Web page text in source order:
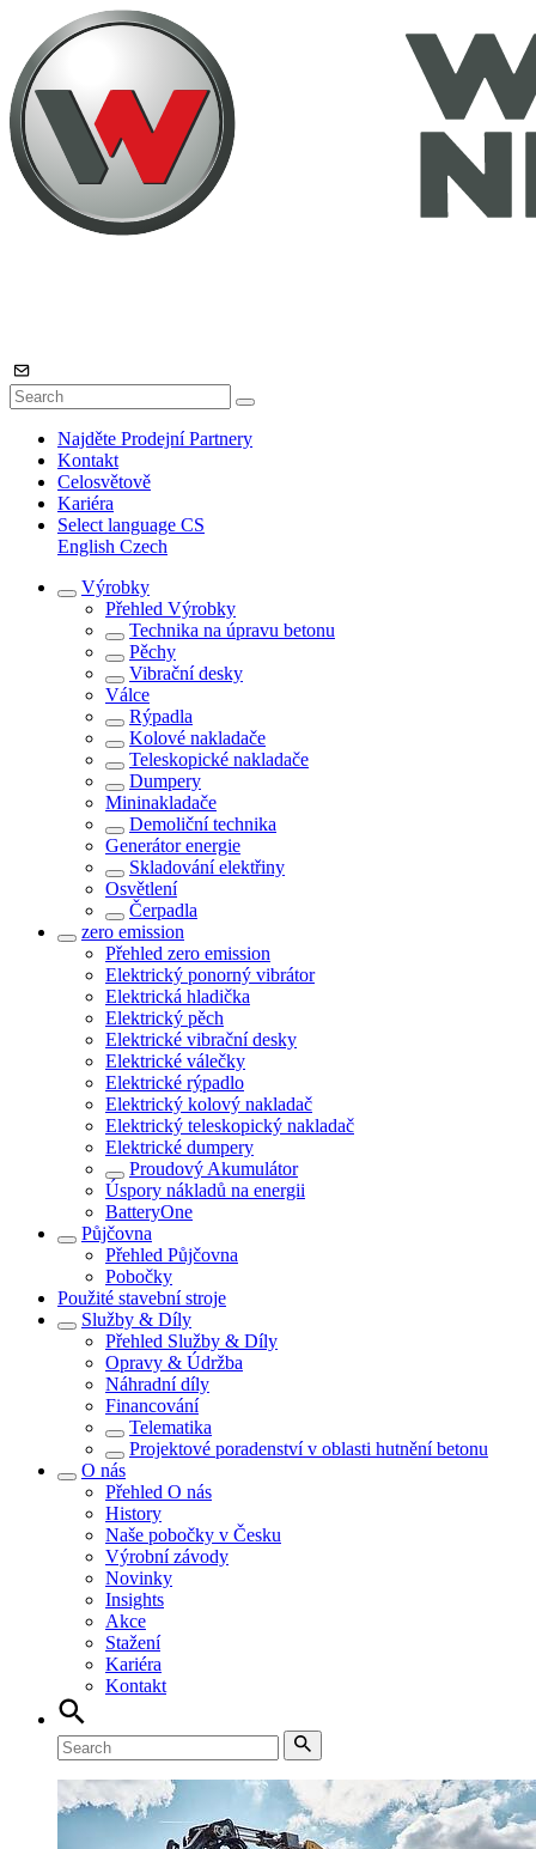
Najděte Prodejní Partnery
Kontakt
Celosvětově
Kariéra
Select language CS
English Czech
Výrobky
Přehled Výrobky
Technika na úpravu betonu
Pěchy
Vibrační desky
Válce
Rýpadla
Kolové nakladače
Teleskopické nakladače
Dumpery
Mininakladače
Demoliční technika
Generátor energie
Skladování elektřiny
Osvětlení
Čerpadla
zero emission
Přehled zero emission
Elektrický ponorný vibrátor
Elektrická hladička
Elektrický pěch
Elektrické vibrační desky
Elektrické válečky
Elektrické rýpadlo
Elektrický kolový nakladač
Elektrický teleskopický nakladač
Elektrické dumpery
Proudový Akumulátor
Úspory nákladů na energii
BatteryOne
Půjčovna
Přehled Půjčovna
Pobočky
Použité stavební stroje
Služby & Díly
Přehled Služby & Díly
Opravy & Údržba
Náhradní díly
Financování
Telematika
Projektové poradenství v oblasti hutnění betonu
O nás
Přehled O nás
History
Naše pobočky v Česku
Výrobní závody
Novinky
Insights
Akce
Stažení
Kariéra
Kontakt